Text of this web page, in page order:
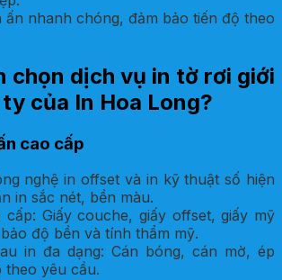
ấn nhanh chóng, đảm bảo tiến độ theo
chọn dịch vụ in tờ rơi giới
của In Hoa Long?
cao cấp
nghệ in offset và in kỹ thuật số hiện
in sắc nét, bền màu.
cấp: Giấy couche, giấy offset, giấy mỹ
độ bền và tính thẩm mỹ.
in đa dạng: Cán bóng, cán mờ, ép
theo yêu cầu.